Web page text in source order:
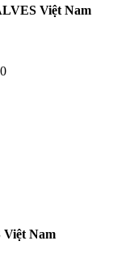
Việt Nam
Nam